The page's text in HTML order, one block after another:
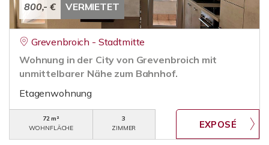
800,- € VERMIETET
Grevenbroich - Stadtmitte
Wohnung in der City von Grevenbroich mit
unmittelbarer Nähe zum Bahnhof.
Etagenwohnung
72 m²
WOHNFLÄCHE
3
ZIMMER